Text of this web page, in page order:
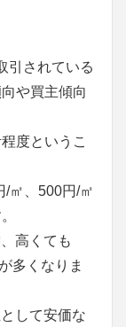
引されている
や買主傾向
度というこ
/㎡、500円/㎡
高くても
多くなりま
して安価な